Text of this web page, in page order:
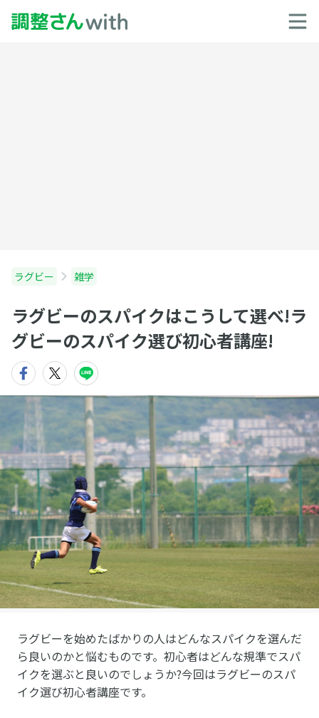
ラグビー 雑学
ラグビーのスパイクはこうして選べ!ラ
グビーのスパイク選び初心者講座!
ラグビーを始めたばかりの人はどんなスパイクを選んだ
ら良いのかと悩むものです。初心者はどんな規準でスパ
イクを選ぶと良いのでしょうか?今回はラグビーのスパ
イク選び初心者講座です。